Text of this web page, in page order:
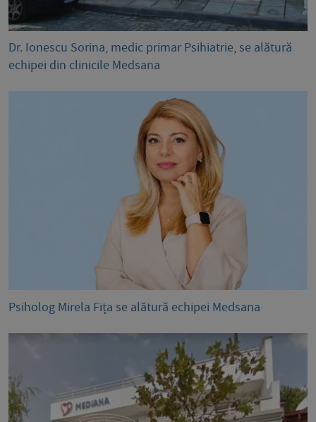
Dr. Ionescu Sorina, medic primar Psihiatrie, se alătură
echipei din clinicile Medsana
Psiholog Mirela Fița se alătură echipei Medsana